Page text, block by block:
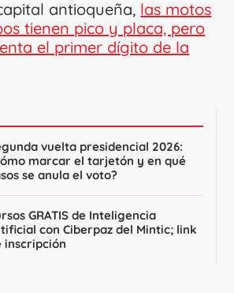
antioqueña, las motos
tienen pico y placa, pero
el primer dígito de la
vuelta presidencial 2026:
marcar el tarjetón y en qué
se anula el voto?
GRATIS de Inteligencia
con Ciberpaz del Mintic; link
inscripción